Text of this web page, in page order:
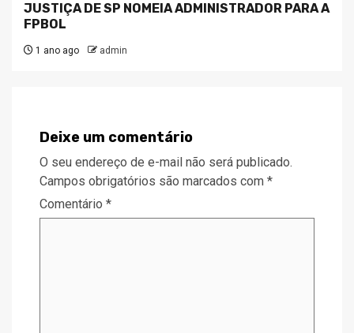
JUSTIÇA DE SP NOMEIA ADMINISTRADOR PARA A
FPBOL
1 ano ago admin
Deixe um comentário
O seu endereço de e-mail não será publicado.
Campos obrigatórios são marcados com *
Comentário *